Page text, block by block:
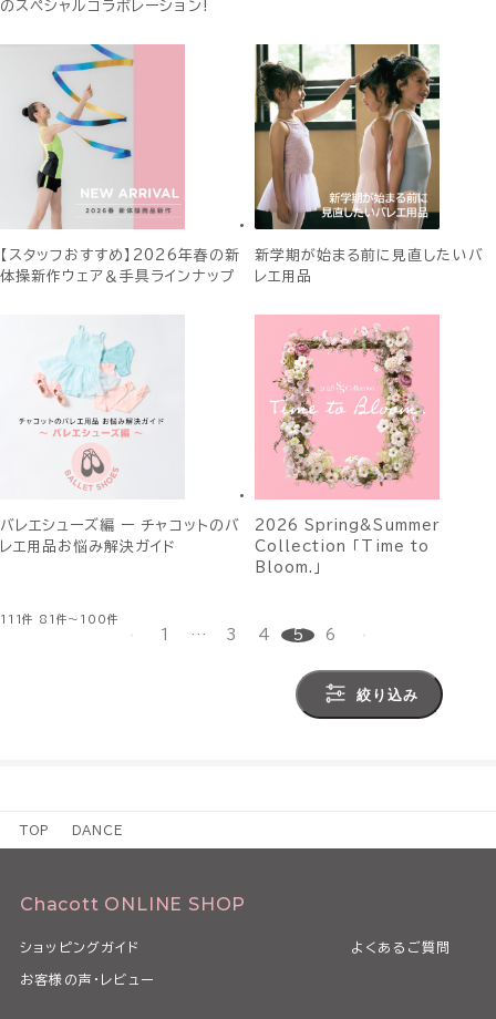
のスペシャルコラボレーション!
【スタッフおすすめ】2026年春の新
体操新作ウェア＆手具ラインナップ
新学期が始まる前に見直したいバ
レエ用品
バレエシューズ編 ー チャコットのバ
レエ用品お悩み解決ガイド
2026 Spring&Summer
Collection 「Time to
Bloom.」
111件 81件～100件
1 … 3 4 5 6
絞り込み
TOP DANCE
Chacott ONLINE SHOP
ショッピングガイド よくあるご質問
お客様の声・レビュー